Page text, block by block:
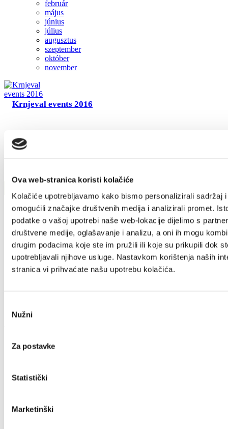
Ova web-stranica koristi kolačiće
Kolačiće upotrebljavamo kako bismo personalizirali sadržaj
omogućili značajke društvenih medija i analizirali promet.
podatke o vašoj upotrebi naše web-lokacije dijelimo s
društvene medije, oglašavanje i analizu, a oni ih mogu
drugim podacima koje ste im pružili ili koje su prikupili dok
upotrebljavali njihove usluge. Nastavkom korištenja naših
stranica vi prihvaćate našu upotrebu kolačića.
pristanka
Nužni
Za postavke
Statistički
Marketinški
Safe in Dalmatia
hu
Villa Nika, Kamberovo šetalište 30,
február
május
június
július
augusztus
szeptember
október
november
Krnjeval events 2016
Villa Nika, Kamberovo šetalište 30
21216 Kaštel Stari, Hrvatska
Mit kell tenni?